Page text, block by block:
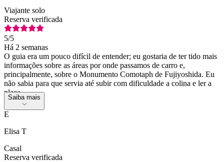
Viajante solo
Reserva verificada
5/5
Há 2 semanas
O guia era um pouco difícil de entender; eu gostaria de ter tido mais
informações sobre as áreas por onde passamos de carro e,
principalmente, sobre o Monumento Comotaph de Fujiyoshida. Eu
não sabia para que servia até subir com dificuldade a colina e ler a
placa.
Saiba mais
E
Elisa T
Casal
Reserva verificada